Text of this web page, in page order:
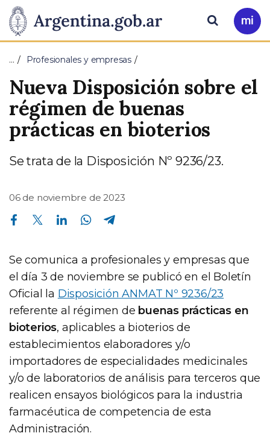
Presidencia
de
la
Nación
Pasar al contenido principal
Ir
a
Buscar
… Profesionales y empresas
Nueva Disposición sobre el
régimen de buenas
prácticas en bioterios
Se trata de la Disposición Nº 9236/23.
06 de noviembre de 2023
Compartir en Facebook Compartir en Twitter Compartir en Linkedin Compartir en Whatsapp
Se comunica a profesionales y empresas que
el día 3 de noviembre se publicó en el Boletín
Oficial la Disposición ANMAT Nº 9236/23
referente al régimen de buenas prácticas en
bioterios, aplicables a bioterios de
establecimientos elaboradores y/o
importadores de especialidades medicinales
y/o de laboratorios de análisis para terceros que
realicen ensayos biológicos para la industria
farmacéutica de competencia de esta
Administración.